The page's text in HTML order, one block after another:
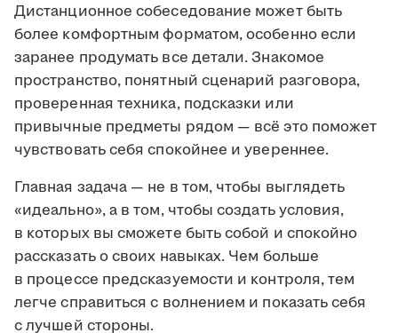
Дистанционное собеседование может быть
более комфортным форматом, особенно если
заранее продумать все детали. Знакомое
пространство, понятный сценарий разговора,
проверенная техника, подсказки или
привычные предметы рядом — всё это поможет
чувствовать себя спокойнее и увереннее.
Главная задача — не в том, чтобы выглядеть
«идеально», а в том, чтобы создать условия,
в которых вы сможете быть собой и спокойно
рассказать о своих навыках. Чем больше
в процессе предсказуемости и контроля, тем
легче справиться с волнением и показать себя
с лучшей стороны.